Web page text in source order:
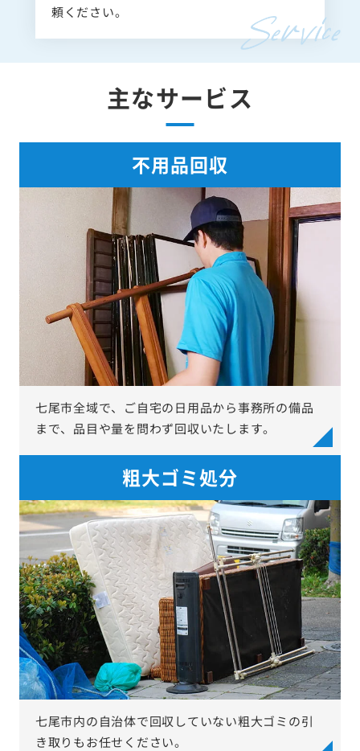
頼ください。
主なサービス
不用品回収
七尾市全域で、ご自宅の日用品から事務所の備品
まで、品目や量を問わず回収いたします。
粗大ゴミ処分
七尾市内の自治体で回収していない粗大ゴミの引
き取りもお任せください。